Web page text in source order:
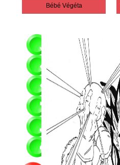
Bébé Végéta